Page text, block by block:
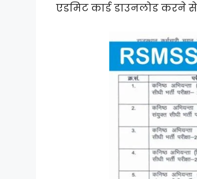
एडमिट कार्ड डाउनलोड करने से